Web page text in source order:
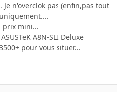
n'overclok pas (enfin,pas tout
prix mini...
A8N-SLI Deluxe
pour vous situer...